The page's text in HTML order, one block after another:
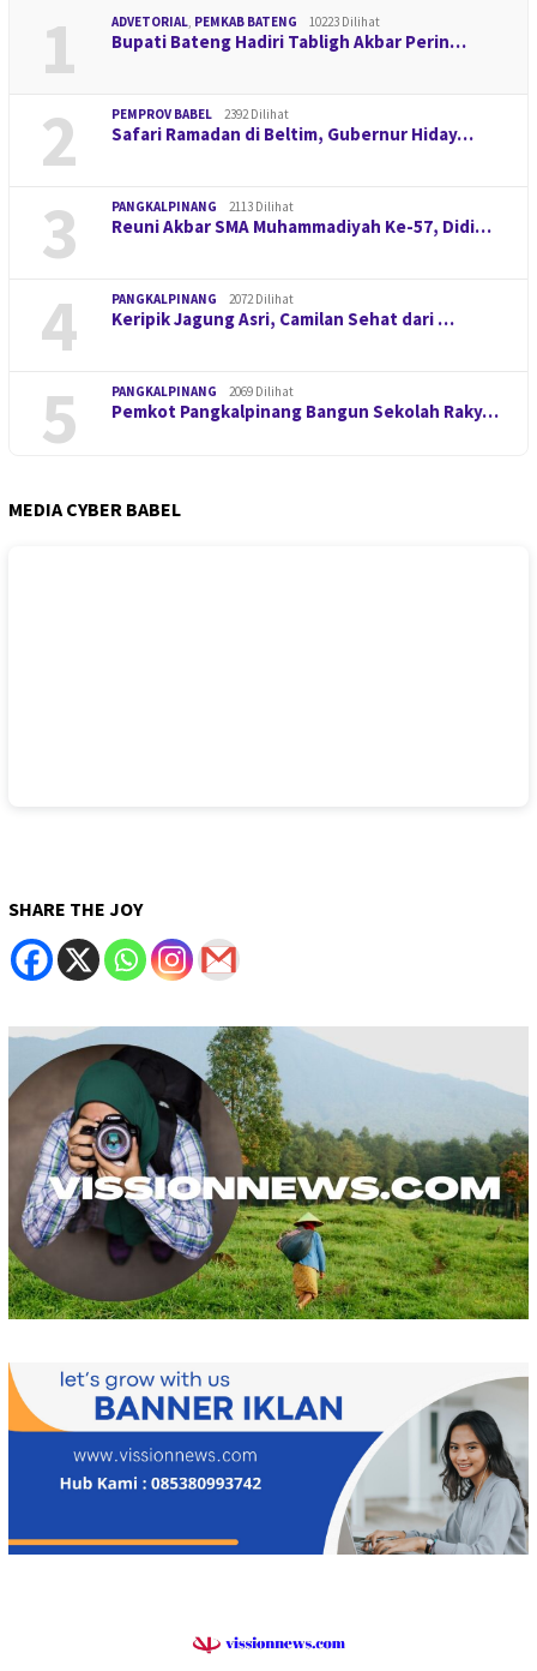
1 ADVETORIAL PEMKAB BATENG 10223 Dilihat
Bupati Bateng Hadiri Tabligh Akbar Perin…
2 PEMPROV BABEL 2392 Dilihat
Safari Ramadan di Beltim, Gubernur Hiday…
3 PANGKALPINANG 2113 Dilihat
Reuni Akbar SMA Muhammadiyah Ke-57, Didi…
4 PANGKALPINANG 2072 Dilihat
Keripik Jagung Asri, Camilan Sehat dari …
5 PANGKALPINANG 2069 Dilihat
Pemkot Pangkalpinang Bangun Sekolah Raky…
MEDIA CYBER BABEL
SHARE THE JOY